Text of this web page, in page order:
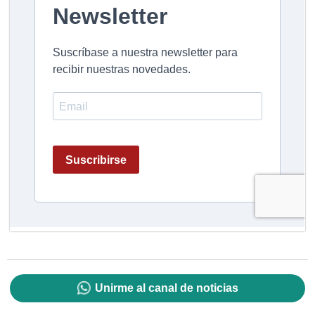
Unirme al canal de noticias